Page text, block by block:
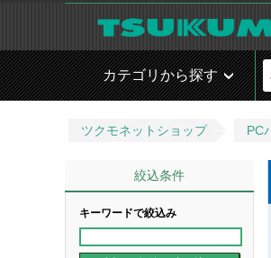
カテゴリから探す
ツクモネットショップ PC
絞込条件
キーワードで絞込み